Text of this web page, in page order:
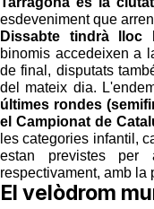
esdeveniment que
Dissabte tindrà
binomis accedeixen a
de final, disputats
del mateix dia.
últimes rondes
el Campionat de
les categories infantil,
estan previstes
respectivament, amb la
El velòdrom